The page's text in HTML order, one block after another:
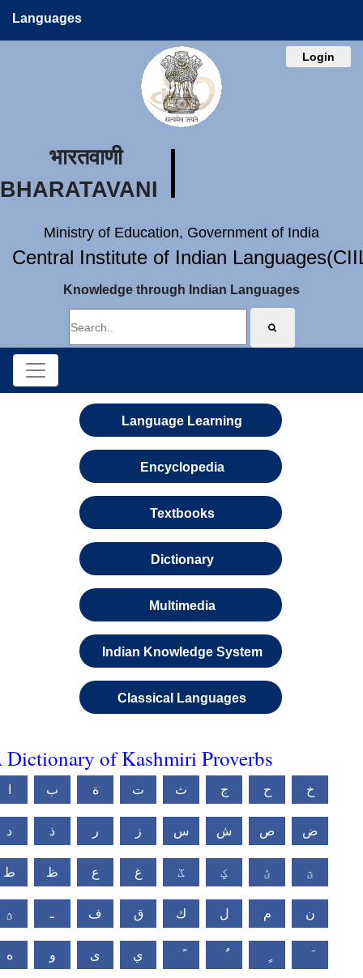
Languages
Login
भारतवाणी
BHARATAVANI
Ministry of Education, Government of India
Central Institute of Indian
Knowledge through Indian Languages
Language Learning
Encyclopedia
Textbooks
Dictionary
Multimedia
Indian Knowledge System
Classical Languages
Dictionary of Kashmiri Proverbs
ب ة ت ث ج ح خ
د ذ ر ز س ش ص ض
ط ظ ع غ ػ ؼ ؽ ؾ
ؿ ـ ف ق ك ل م ن
ه و ى ي